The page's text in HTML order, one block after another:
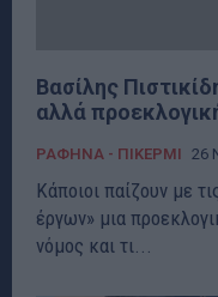
Βασίλης
αλλά
ΡΑΦΗΝΑ - ΠΙΚΕΡΜΙ 26
Κάποιοι παίζουν με
έργων» μια
νόμος και τι...